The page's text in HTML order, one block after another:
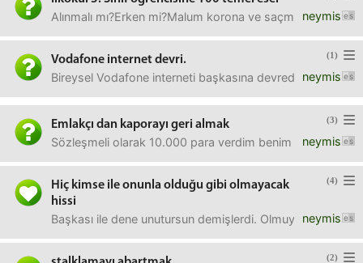
neymis
Alınmalı mı?Erken mi?Malum korona ve saçma bir eba
(1)
Vodafone internet devri.
neymis
Bireysel Vodafone interneti başkasına devredebilir
(3)
Emlakçı dan kaporayı geri almak
neymis
Sözleşmeli olarak 10.000 para verdim benim ve Emlakçı
(4)
Hiç kimse ile onunla olduğu gibi olmayacak
hissi
neymis
Başkası ile dene unutursun demişlerdi. Olmuyor.Ne
(2)